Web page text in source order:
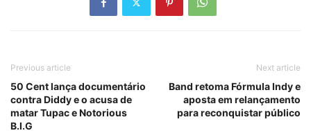
Previous article
50 Cent lança documentário
contra Diddy e o acusa de
matar Tupac e Notorious
B.I.G
Next article
Band retoma Fórmula Indy e
aposta em relançamento
para reconquistar público